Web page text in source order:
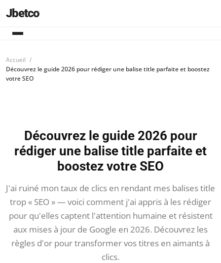
Jbetco
Accueil
Découvrez le guide 2026 pour rédiger une balise title parfaite et boostez
votre SEO
Découvrez le guide 2026 pour
rédiger une balise title parfaite et
boostez votre SEO
J'ai ruiné mon taux de clics en rendant mes balises title
trop « SEO » — voici comment j'ai appris à les rédiger
pour qu'elles captent l'attention humaine et résistent
aux mises à jour de Google en 2026. Découvrez les
règles d'or pour transformer vos titres en aimants à
clics.